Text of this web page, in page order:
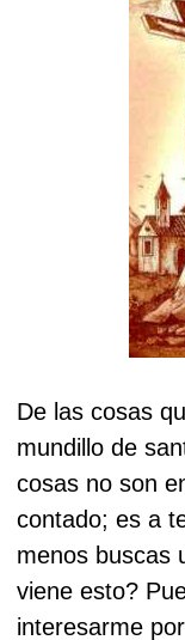
De las cosas
mundillo de
cosas no son
contado; es a
menos buscas
viene esto?
interesarme